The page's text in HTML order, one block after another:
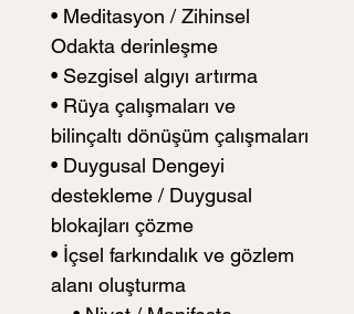
• Meditasyon / Zihinsel
Odakta derinleşme
• Sezgisel algıyı artırma
• Rüya çalışmaları ve
bilinçaltı dönüşüm çalışmaları
• Duygusal Dengeyi
destekleme / Duygusal
blokajları çözme
• İçsel farkındalık ve gözlem
alanı oluşturma